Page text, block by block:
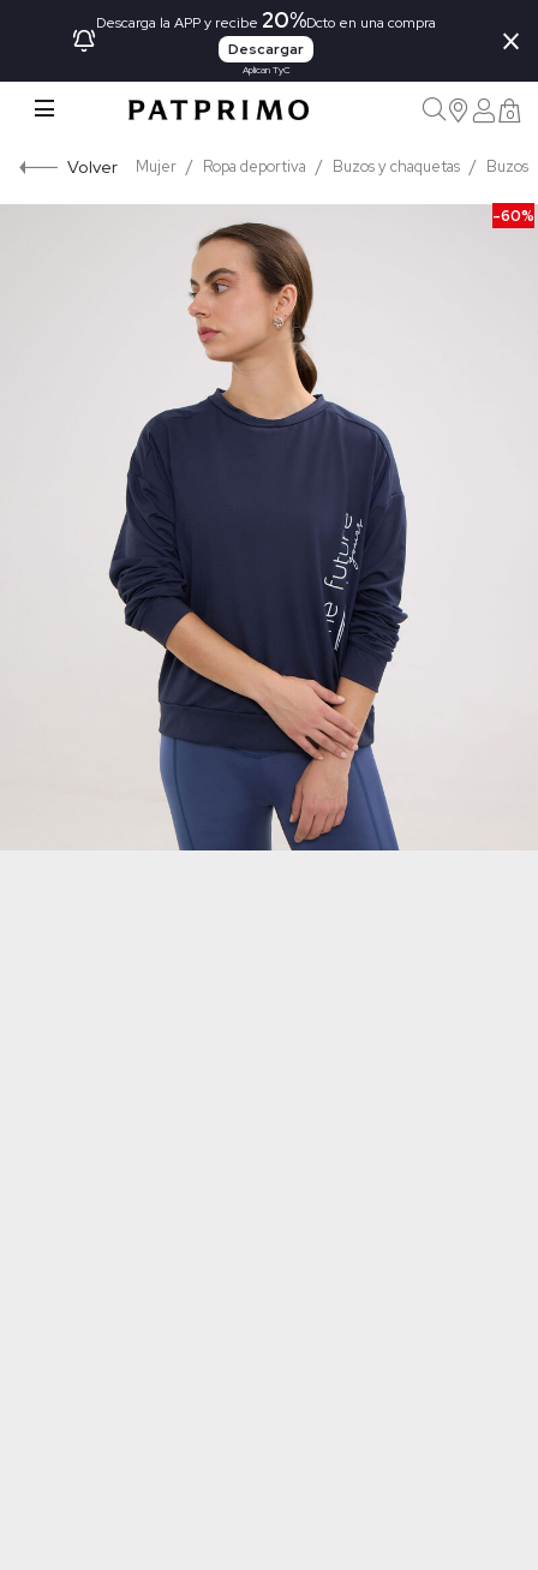
Descarga la APP y recibe 20%Dcto en una compra
Descargar
Aplican TyC
×
0
Volver Mujer Ropa deportiva Buzos y chaquetas Buzos
-60%